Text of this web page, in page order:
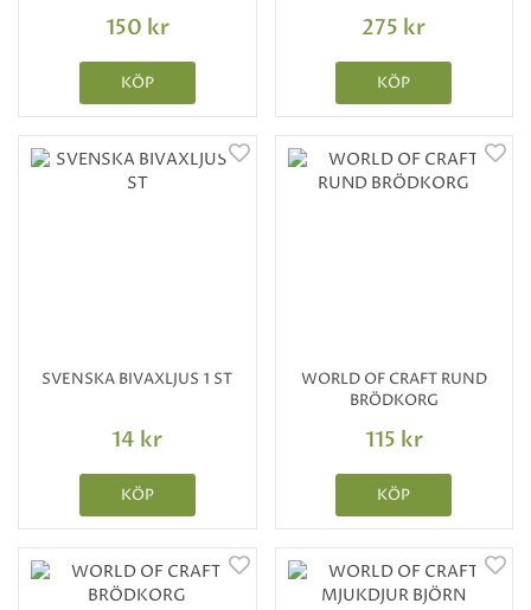
150 kr
KÖP
275 kr
KÖP
SVENSKA BIVAXLJUS 1 ST
14 kr
KÖP
WORLD OF CRAFT RUND
BRÖDKORG
115 kr
KÖP